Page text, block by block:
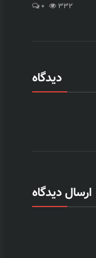
0 332
دیدگاه
ارسال دیدگاه